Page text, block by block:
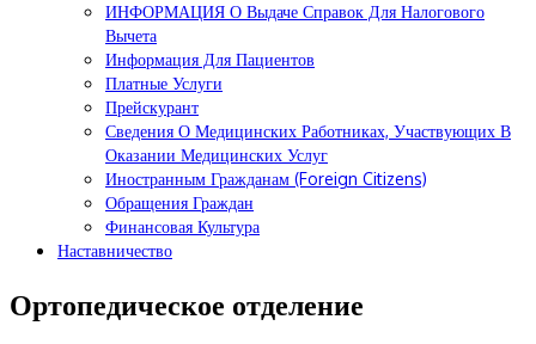
ИНФОРМАЦИЯ О Выдаче Справок Для Налогового
Вычета
Информация Для Пациентов
Платные Услуги
Прейскурант
Сведения О Медицинских Работниках, Участвующих В
Оказании Медицинских Услуг
Иностранным Гражданам (Foreign Citizens)
Обращения Граждан
Финансовая Культура
Наставничество
Ортопедическое отделение